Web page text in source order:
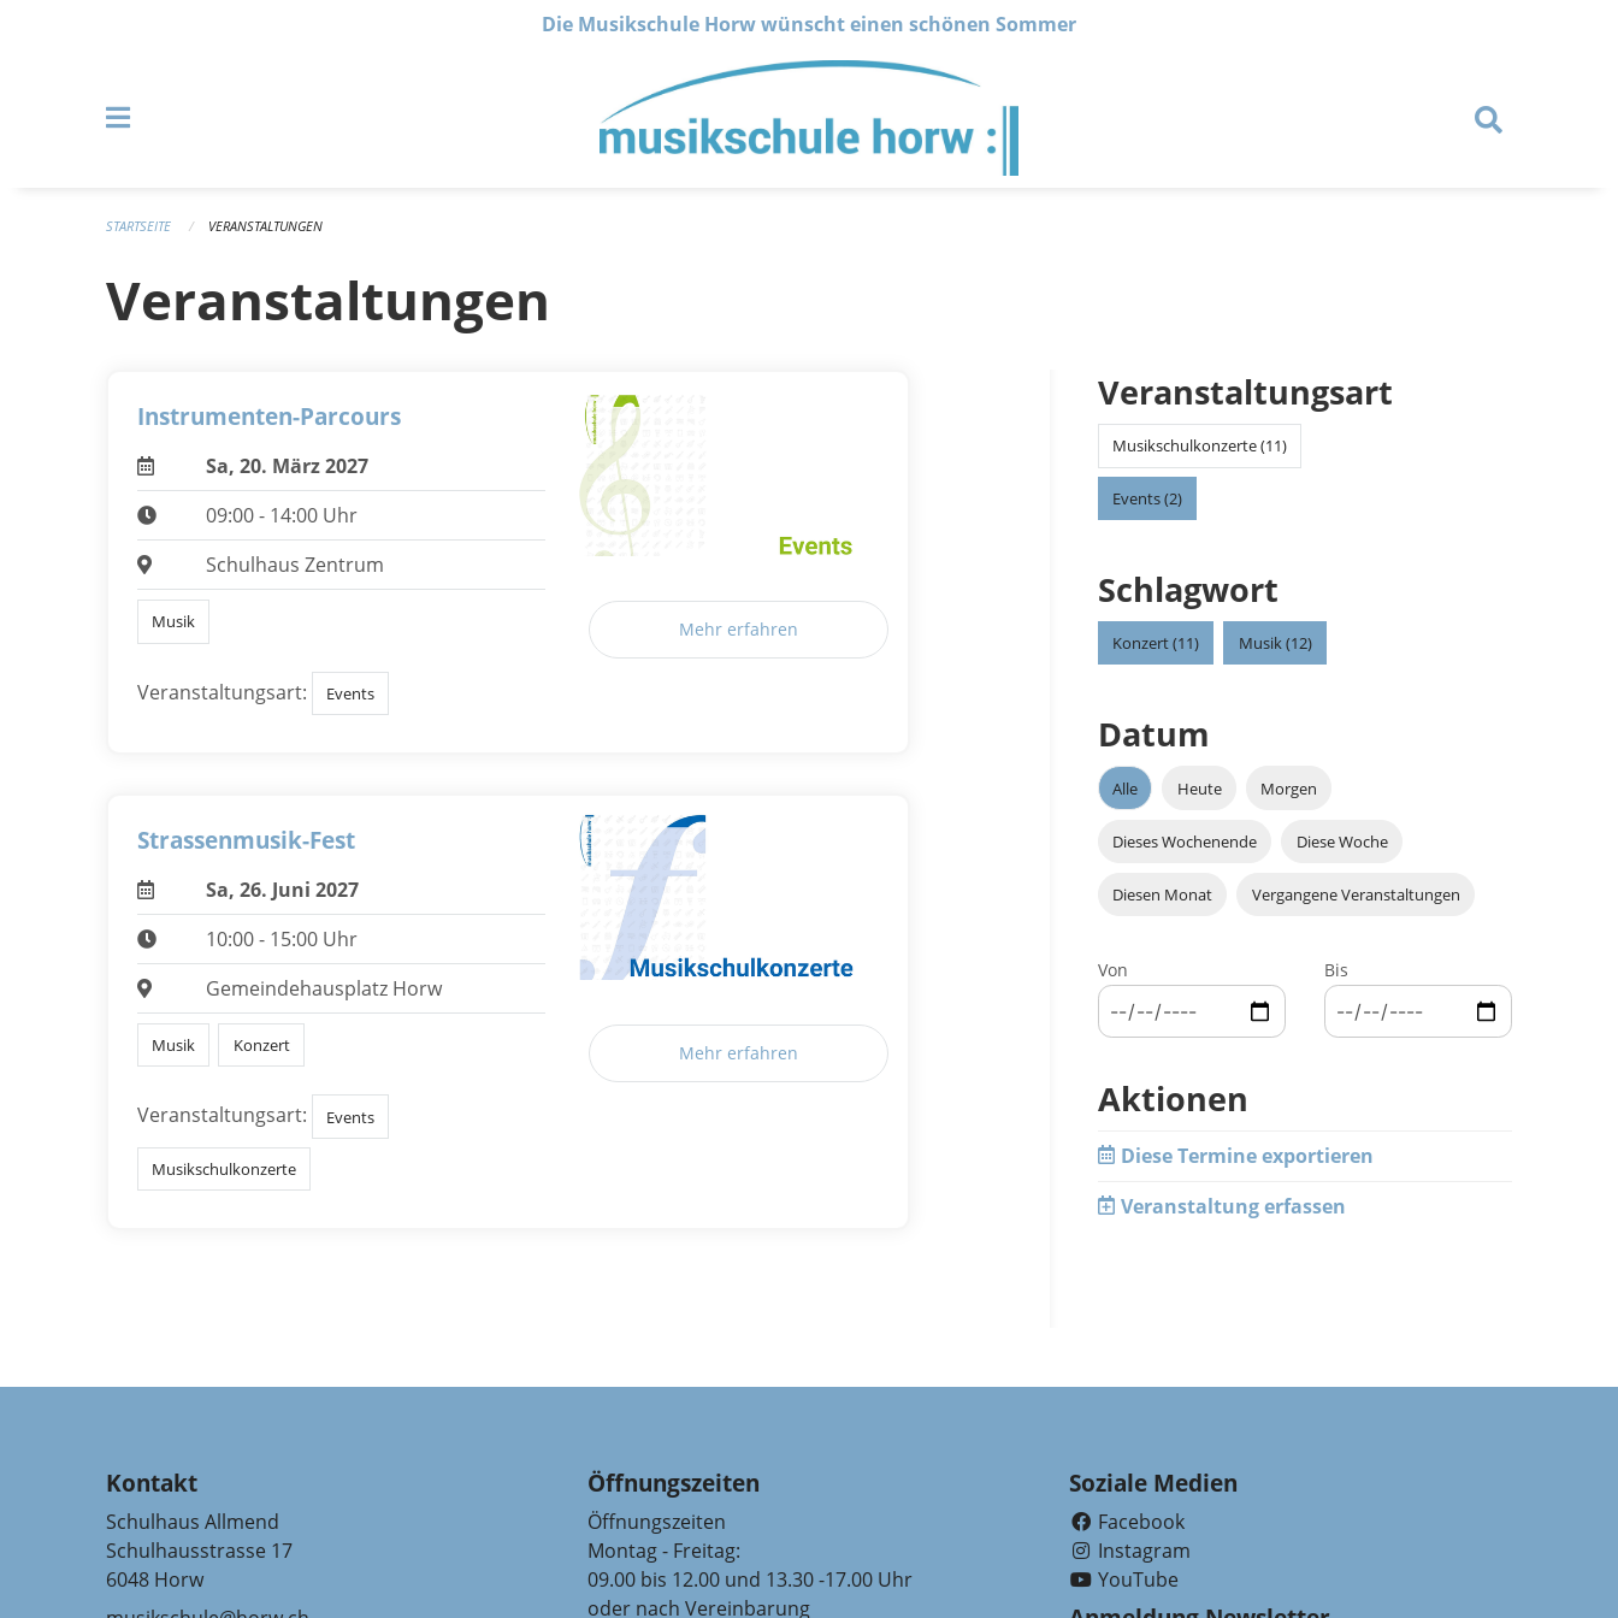
Die Musikschule Horw wünscht einen schönen Sommer
STARTSEITE VERANSTALTUNGEN
Veranstaltungen
Instrumenten-Parcours
Sa, 20. März 2027
09:00 - 14:00 Uhr
Schulhaus Zentrum
Musik
Veranstaltungsart: Events
Mehr erfahren
Strassenmusik-Fest
Sa, 26. Juni 2027
10:00 - 15:00 Uhr
Gemeindehausplatz Horw
Musik Konzert
Veranstaltungsart: Events
Musikschulkonzerte
Mehr erfahren
Veranstaltungsart
Musikschulkonzerte (11)
Events (2)
Schlagwort
Konzert (11) Musik (12)
Datum
Alle Heute Morgen
Dieses Wochenende Diese Woche
Diesen Monat Vergangene Veranstaltungen
Von Bis
Aktionen
Diese Termine exportieren
Veranstaltung erfassen
Kontakt
Schulhaus Allmend
Schulhausstrasse 17
6048 Horw
Öffnungszeiten
Öffnungszeiten
Montag - Freitag:
09.00 bis 12.00 und 13.30 -17.00 Uhr
oder nach Vereinbarung
Soziale Medien
Facebook
Instagram
YouTube